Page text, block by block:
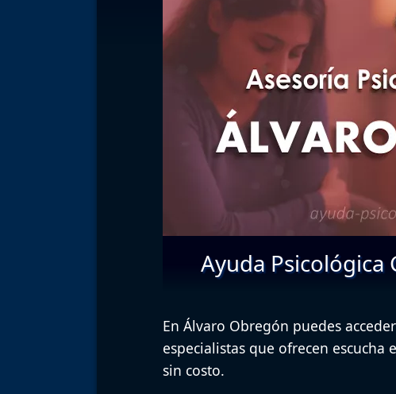
Ayuda Psicológica
En Álvaro Obregón puedes
especialistas que ofrecen
sin costo.